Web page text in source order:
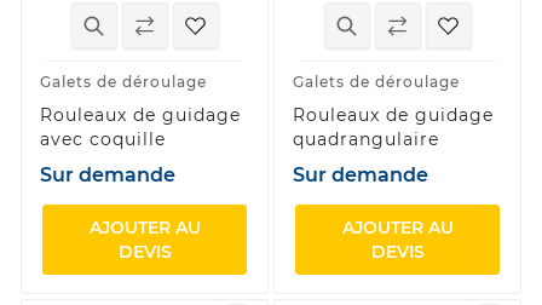
Galets de déroulage
Rouleaux de guidage
avec coquille
Sur demande
AJOUTER AU
DEVIS
Galets de déroulage
Rouleaux de guidage
quadrangulaire
Sur demande
AJOUTER AU
DEVIS